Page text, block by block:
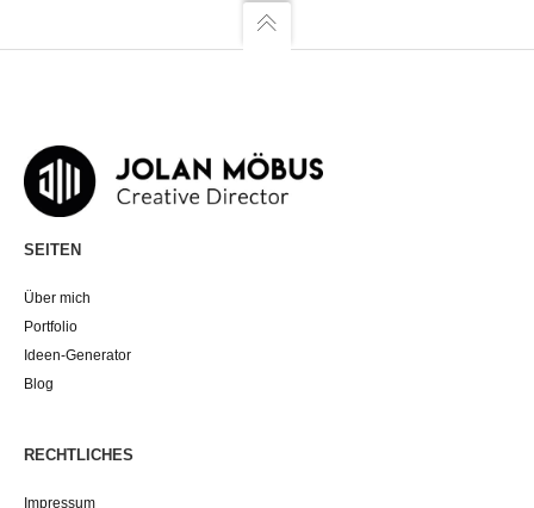
SEITEN
Über mich
Portfolio
Ideen-Generator
Blog
RECHTLICHES
Impressum